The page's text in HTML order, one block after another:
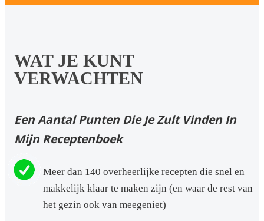
WAT JE KUNT
VERWACHTEN
Een Aantal Punten Die Je Zult Vinden In
Mijn Receptenboek
Meer dan 140 overheerlijke recepten die snel en
makkelijk klaar te maken zijn (en waar de rest van
het gezin ook van meegeniet)